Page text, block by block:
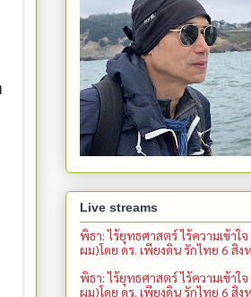
Live streams
พิธา: ไร้ยุทธศาสตร์ ไร้ความเข้าใ
ผม)โดย ดร. เพียงดิน รักไทย 6 สิง
พิธา: ไร้ยุทธศาสตร์ ไร้ความเข้าใ
ผม)โดย ดร. เพียงดิน รักไทย 6 สิง